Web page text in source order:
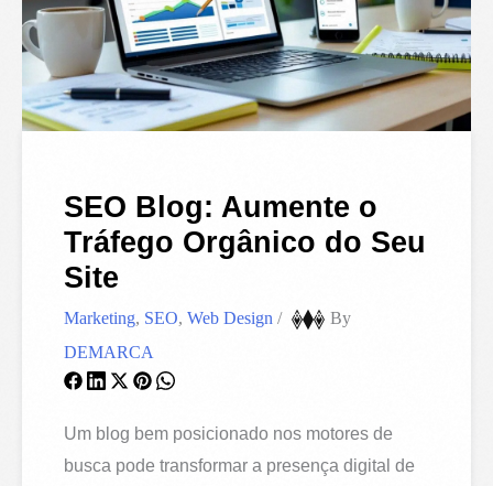
SEO Blog: Aumente o
Tráfego Orgânico do Seu
Site
Marketing, SEO,Web Design /
By
DEMARCA
Um blog bem posicionado nos motores de
busca pode transformar a presença digital de